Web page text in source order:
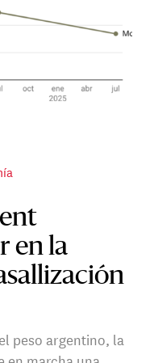
en la
peso argentino, la